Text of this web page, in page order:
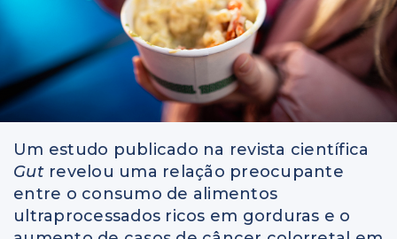
Um estudo publicado na revista científica
Gutrevelou uma relação preocupante
entre o consumo de alimentos
ultraprocessados ricos em gorduras e o